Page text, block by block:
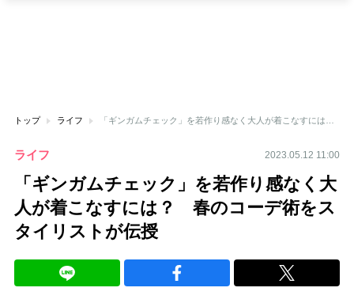
トップ ライフ
ライフ 2023.05.12 11:00
「ギンガムチェック」を若作り感なく大
人が着こなすには？ 春のコーデ術をス
タイリストが伝授